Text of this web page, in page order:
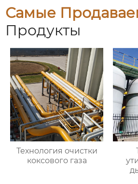
Самые
Продукты
Технология очистки
коксового газа